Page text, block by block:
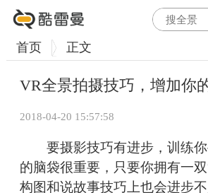
首页 正文
VR全景拍摄技巧，增加你
2018-04-20 15:57:58
要摄影技巧有进步，训练你
的脑袋很重要，只要你拥有一
构图和说故事技巧上也会进步